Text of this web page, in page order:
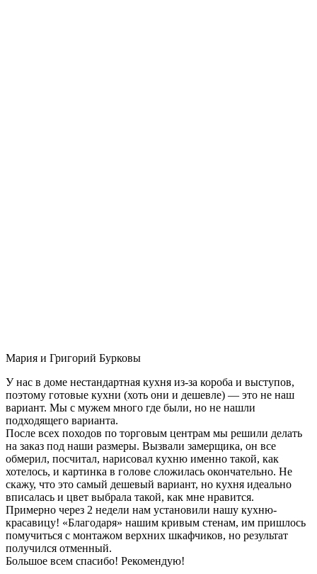
Мария и Григорий Бурковы
У нас в доме нестандартная кухня из-за короба и выступов,
поэтому готовые кухни (хоть они и дешевле) — это не наш
вариант. Мы с мужем много где были, но не нашли
подходящего варианта.
После всех походов по торговым центрам мы решили делать
на заказ под наши размеры. Вызвали замерщика, он все
обмерил, посчитал, нарисовал кухню именно такой, как
хотелось, и картинка в голове сложилась окончательно. Не
скажу, что это самый дешевый вариант, но кухня идеально
вписалась и цвет выбрала такой, как мне нравится.
Примерно через 2 недели нам установили нашу кухню-
красавицу! «Благодаря» нашим кривым стенам, им пришлось
помучиться с монтажом верхних шкафчиков, но результат
получился отменный.
Большое всем спасибо! Рекомендую!